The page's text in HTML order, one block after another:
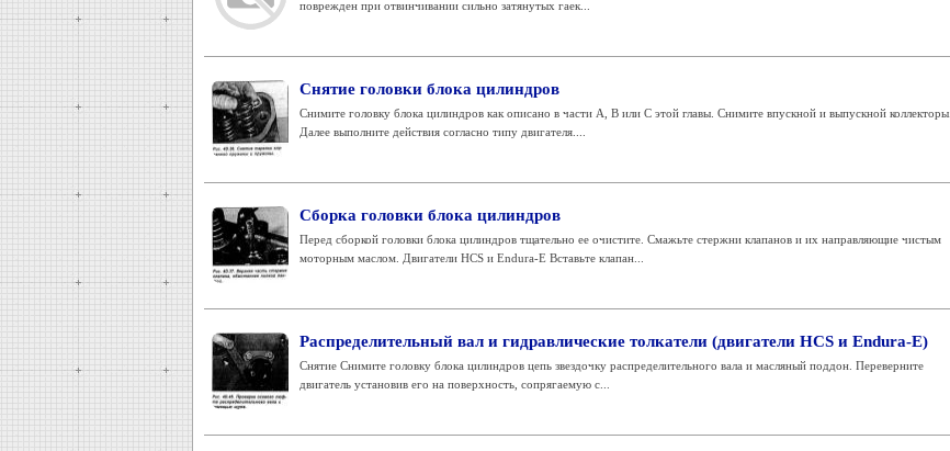
поврежден при отвинчивании сильно затянутых гаек...
Снятие головки блока цилиндров
Снимите головку блока цилиндров как описано в части А, В или С этой главы. Снимите впускной и выпускной коллекторы.
Далее выполните действия согласно типу двигателя....
Сборка головки блока цилиндров
Перед сборкой головки блока цилиндров тщательно ее очистите. Смажьте стержни клапанов и их направляющие чистым
моторным маслом. Двигатели HCS и Endura-E Вставьте клапан...
Распределительный вал и гидравлические толкатели (двигатели HCS и Endura-E)
Снятие Снимите головку блока цилиндров цепь звездочку распределительного вала и масляный поддон. Переверните
двигатель установив его на поверхность, сопрягаемую с...